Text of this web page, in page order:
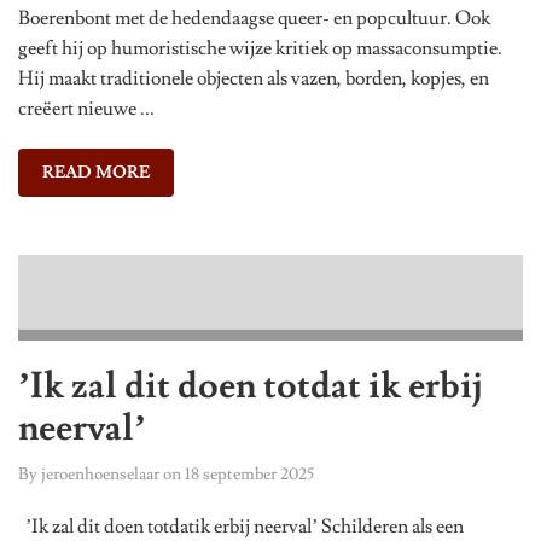
Boerenbont met de hedendaagse queer- en popcultuur. Ook
geeft hij op humoristische wijze kritiek op massaconsumptie.
Hij maakt traditionele objecten als vazen, borden, kopjes, en
creëert nieuwe ...
READ MORE
’Ik zal dit doen totdat ik erbij
neerval’
Byjeroenhoenselaaron18 september 2025
’Ik zal dit doen totdatik erbij neerval’ Schilderen als een